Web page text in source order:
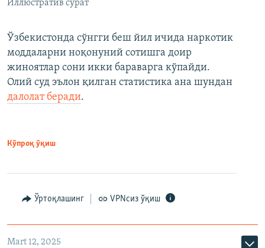
Иллюстратив сурат
Ўзбекистонда сўнгги беш йил ичида наркотик
моддаларни ноқонуний сотишга доир
жиноятлар сони икки бараварга кўпайди.
Олий суд эълон қилган статистика ана шундан
далолат беради.
Кўпроқ ўқиш
Ўртоқлашинг VPNсиз ўқиш
Mart 12, 2025